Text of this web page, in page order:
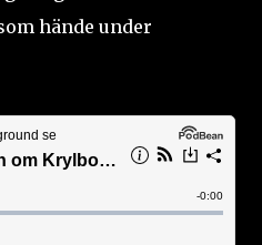
hände under